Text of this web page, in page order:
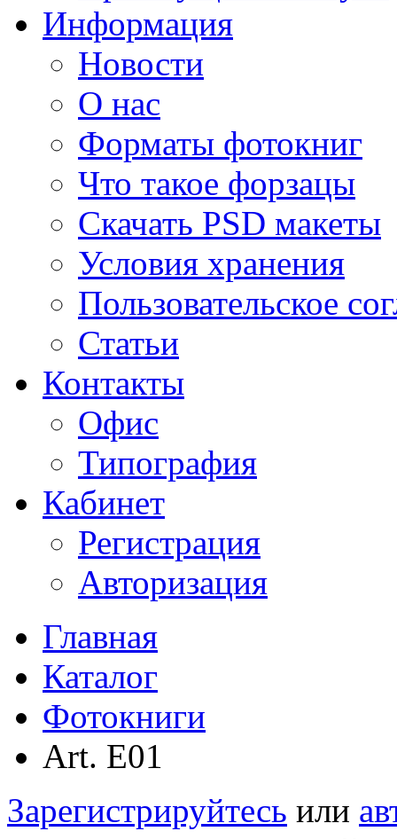
Информация
Новости
О нас
Форматы фотокниг
Что такое форзацы
Скачать PSD макеты
Условия хранения
Пользовательское
Статьи
Контакты
Офис
Типография
Кабинет
Регистрация
Авторизация
Главная
Каталог
Фотокниги
Art. E01
Зарегистрируйтесь или